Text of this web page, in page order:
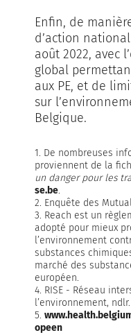
Enfin, de
d’action
août 2022, avec
global
aux PE, et de
sur
Belgique.
1. De nombreuses
proviennent de la
un danger pour les
se.be.
2. Enquête des
3. Reach est un
adopté pour mieux
l’environnement
substances
marché des
européen.
4. RISE - Réseau
l’environnement, ndlr.
5.
opeen